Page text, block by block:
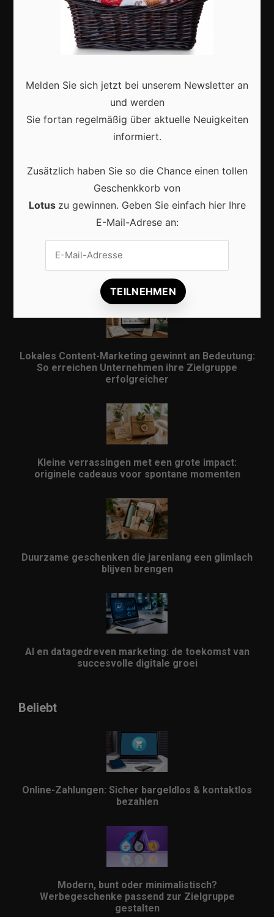
Erfolgsgeschichten
Interviews
Aktuell
Lokale Suchmaschinenoptimierung bleibt der
Schlüssel für mehr regionale Kunden
Lokales Content-Marketing gewinnt an Bedeutung:
So erreichen Unternehmen ihre Zielgruppe
erfolgreicher
Kleine verrassingen met een grote impact:
originele cadeaus voor spontane momenten
Duurzame geschenken die jarenlang een glimlach
blijven brengen
AI en datagedreven marketing: de toekomst van
succesvolle digitale groei
Beliebt
Online-Zahlungen: Sicher bargeldlos & kontaktlos
bezahlen
Modern, bunt oder minimalistisch?
Werbegeschenke passend zur Zielgruppe
gestalten
Melden Sie sich jetzt bei unserem Newsletter an
und werden
Sie fortan regelmäßig über aktuelle Neuigkeiten
informiert.
Zusätzlich haben Sie so die Chance einen tollen
Geschenkkorb von
Lotus zu gewinnen. Geben Sie einfach hier Ihre
E-Mail-Adrese an: